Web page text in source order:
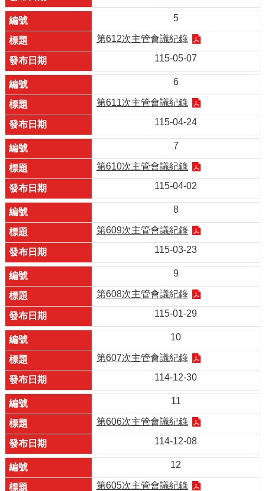
5
第612次主管會議紀錄
115-05-07
6
第611次主管會議紀錄
115-04-24
7
第610次主管會議紀錄
115-04-02
8
第609次主管會議紀錄
115-03-23
9
第608次主管會議紀錄
115-01-29
10
第607次主管會議紀錄
114-12-30
11
第606次主管會議紀錄
114-12-08
12
第605次主管會議紀錄